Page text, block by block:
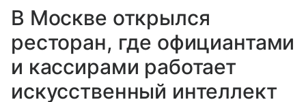
В Москве открылся
ресторан, где официантами
и кассирами работает
искусственный интеллект